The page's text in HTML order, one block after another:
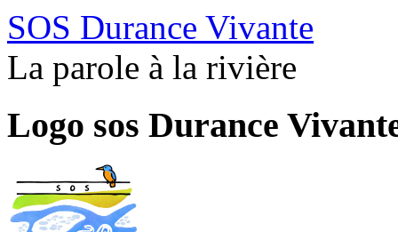
SOS Durance Vivante
La parole à la rivière
Logo sos Durance